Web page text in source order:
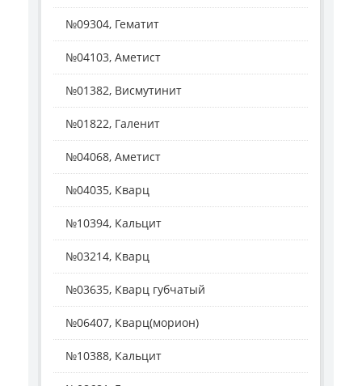
№09304, Гематит
№04103, Аметист
№01382, Висмутинит
№01822, Галенит
№04068, Аметист
№04035, Кварц
№10394, Кальцит
№03214, Кварц
№03635, Кварц губчатый
№06407, Кварц(морион)
№10388, Кальцит